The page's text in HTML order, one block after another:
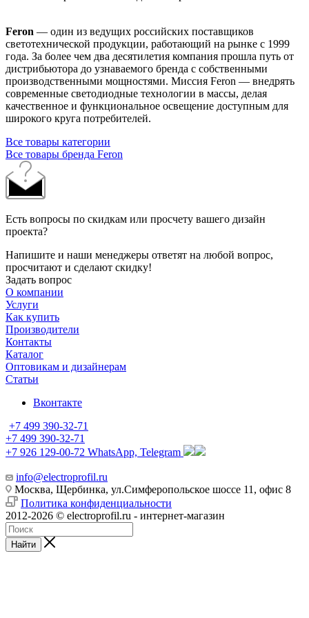
Feron — один из ведущих российских поставщиков
светотехнической продукции, работающий на рынке с 1999
года. За более чем два десятилетия компания прошла путь от
дистрибьютора до узнаваемого бренда с собственными
производственными мощностями. Миссия Feron — внедрять
современные светодиодные технологии в массы, делая
качественное и функциональное освещение доступным для
широкого круга потребителей.
Все товары категории
Все товары бренда Feron
Есть вопросы по скидкам или просчету вашего дизайн
проекта?
Напишите и наши менеджеры ответят на любой вопрос,
просчитают и сделают скидку!
Задать вопрос
О компании
Услуги
Как купить
Производители
Контакты
Каталог
Оптовикам и дизайнерам
Статьи
Вконтакте
+7 499 390-32-71
+7 499 390-32-71
+7 926 129-00-72 WhatsApp, Telegram
info@electroprofil.ru
Москва, Щербинка, ул.Симферопольское шоссе 11, офис 8
Политика конфиденциальности
2012-2026 © electroprofil.ru - интернет-магазин
Найти